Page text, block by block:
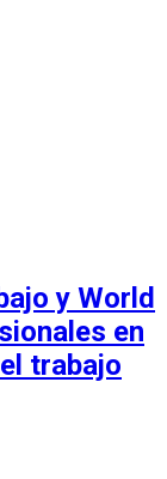
y World
en
trabajo